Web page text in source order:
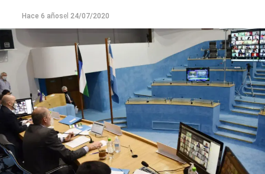
Hace 6 añosel 24/07/2020